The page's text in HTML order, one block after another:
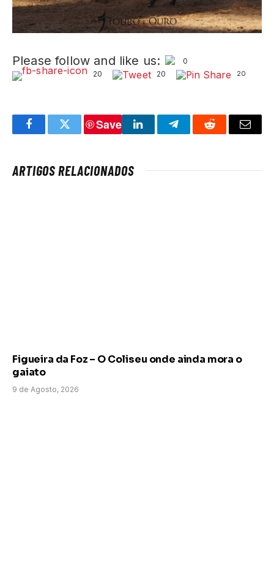
Please follow and like us:
0
20
20 20
FacebookTwitter
Save
LinkedInTelegramReddit Email
ARTIGOS RELACIONADOS
Figueira da Foz – O Coliseu onde ainda mora o
gaiato
9 de Agosto, 2026